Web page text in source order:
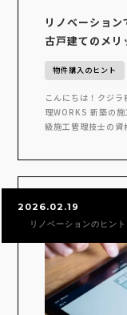
リノベーショ
古戸建てのメリ
物件購入のヒント
こんにちは！クジ
理WORKS 新築の
級施工管理技士の
2026.02.19
リノベーションのヒント